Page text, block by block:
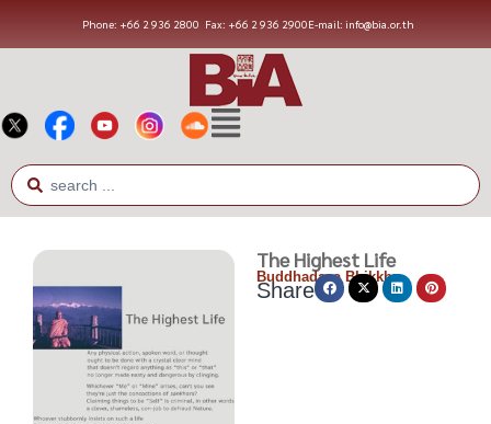
Phone: +66 2 936 2800 Fax: +66 2 936 2900E-mail: info@bia.or.th
The Highest Life
Buddhadasa Bhikkhu
Share